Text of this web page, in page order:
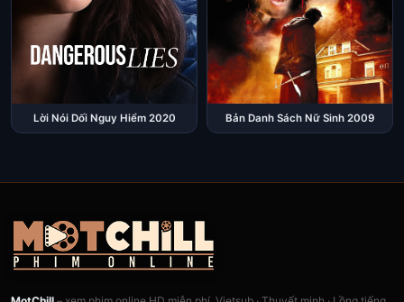
Lời Nói Dối Nguy Hiểm 2020 Bản Danh Sách Nữ Sinh 2009